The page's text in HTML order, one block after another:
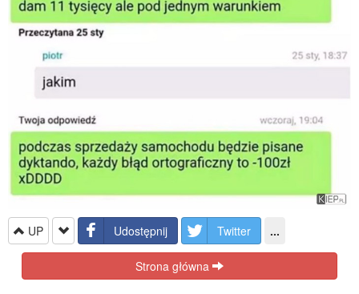
UP Udostępnij Twitter ...
Strona główna